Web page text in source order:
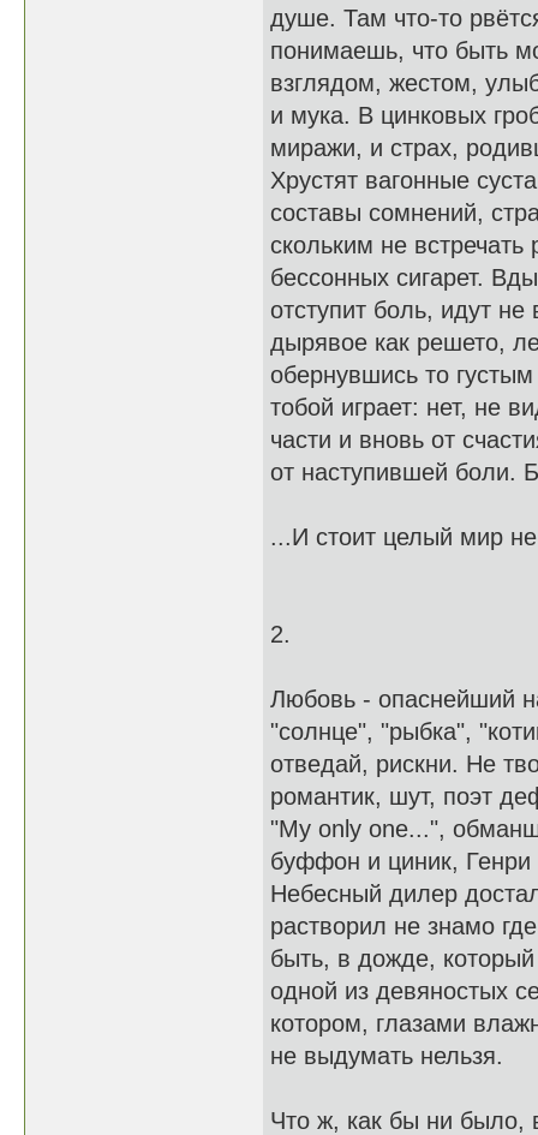
душе. Там что-то
понимаешь, что быть
взглядом, жестом,
и мука. В цинковых
миражи, и страх,
Хрустят вагонные
составы сомнений,
скольким не
бессонных сигарет.
отступит боль, идут
дырявое как решето,
обернувшись то
тобой играет: нет, не
части и вновь от
от наступившей боли.
...И стоит целый мир
2.
Любовь - опаснейший
"солнце", "рыбка",
отведай, рискни. Не
романтик, шут, поэт
"My only one...",
буффон и циник,
Небесный дилер
растворил не знамо
быть, в дожде,
одной из девяностых
котором, глазами
не выдумать нельзя.
Что ж, как бы ни было,